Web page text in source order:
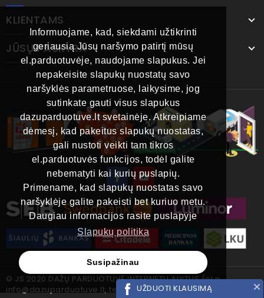
Informuojame, kad, siekdami užtikrinti
geriausią Jūsų naršymo patirtį mūsų
el.parduotuvėje, naudojame slapukus. Jei
nepakeisite slapukų nuostatų savo
naršyklės parametruose, laikysime, jog
sutinkate gauti visus slapukus
dazuparduotuve.lt svetainėje. Atkreipiame
dėmesį, kad pakeitus slapukų nuostatas,
gali nustoti veikti tam tikros
el.parduotuvės funkcijos, todėl galite
nebematyti kai kurių puslapių.
Primename, kad slapukų nuostatas savo
naršyklėje galite pakeisti bet kuriuo metu.
Daugiau informacijos rasite puslapyje
Slapukų politika
Susipažinau
KLIENTAMS
JŪSŲ PASKYRA
UŽDUOTI KLAUSIMĄ
© JS 2020 DAŽŲ PARDUOTUVĖ INTERNETU ALYTUS (el.p.
info@dazuparduotuve.lt, tel.
+370 696 04400)